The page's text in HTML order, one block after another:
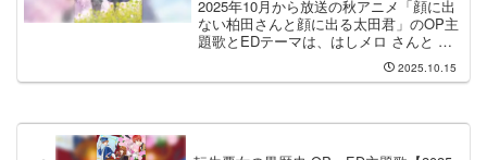
2025年10月から放送の秋アニメ「顔に出
ない柏田さんと顔に出る太田君」のOP主
題歌とEDテーマは、はしメロ さんと 三
月のパンタシア さんが担当します。OP
主題歌は はしメロ さんが担当し、OP主
2025.10.15